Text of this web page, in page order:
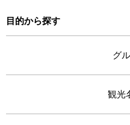
目的から探す
グ
観光